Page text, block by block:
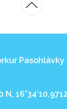
Pasohlávky
N,